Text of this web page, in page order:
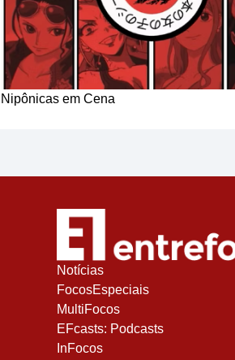
Nipônicas em Cena
Notícias
FocosEspeciais
MultiFocos
EFcasts: Podcasts
InFocos